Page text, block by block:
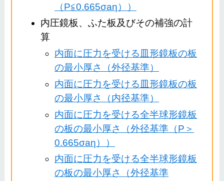
（P≦0.665σaη））
内圧鏡板、ふた板及びその補強の計
算
内面に圧力を受ける皿形鏡板の板
の最小厚さ（外径基準）
内面に圧力を受ける皿形鏡板の板
の最小厚さ（内径基準）
内面に圧力を受ける全半球形鏡板
の板の最小厚さ（外径基準（P＞
0.665σaη））
内面に圧力を受ける全半球形鏡板
の板の最小厚さ（外径基準